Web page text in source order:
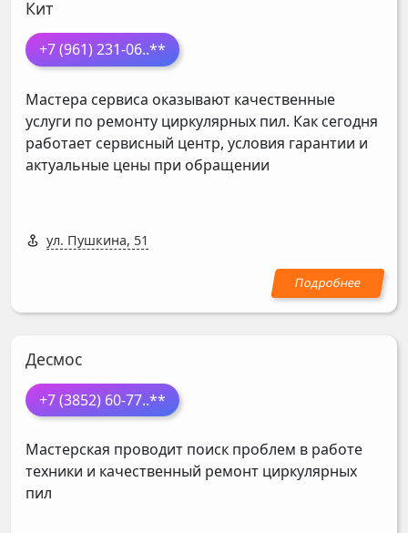
Кит
+7 (961) 231-06..**
Мастера сервиса оказывают качественные
услуги по ремонту циркулярных пил. Как сегодня
работает сервисный центр, условия гарантии и
актуальные цены при обращении
ул. Пушкина, 51
Десмос
+7 (3852) 60-77..**
Мастерская проводит поиск проблем в работе
техники и качественный ремонт циркулярных
пил